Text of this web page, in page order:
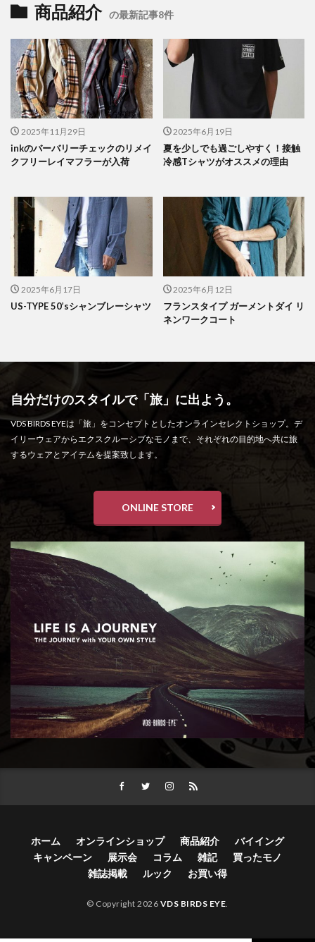
商品紹介 の最新記事8件
2025年11月29日
inkのバーバリーチェックのリメイ
クフリーレイマフラーが入荷
2025年6月19日
夏を少しでも過ごしやすく！接触
冷感Tシャツがオススメの理由
2025年6月17日
US-TYPE 50’sシャンブレーシャツ
2025年6月12日
フランスタイプ ガーメントダイ リ
ネンワークコート
自分だけのスタイルで「旅」に出よう。
VDS BIRDS EYEは「旅」をコンセプトとしたオンラインセレクトショップ。デ
イリーウェアからエクスクルーシブなモノまで、それぞれの目的地へ共に旅
するウェアとアイテムを提案致します。
ONLINE STORE
ホーム オンラインショップ 商品紹介
バイイング
キャンペーン
展示会 コラム 雑記
買ったモノ
雑誌掲載
ルック お買い得
© Copyright 2026 VDS BIRDS EYE